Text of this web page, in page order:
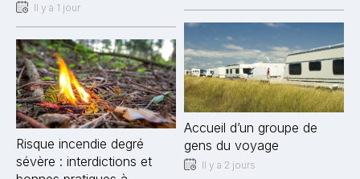
Il y a 1 jour
Risque incendie degré
sévère : interdictions et
Accueil d’un groupe de
gens du voyage
Il y a 2 jours